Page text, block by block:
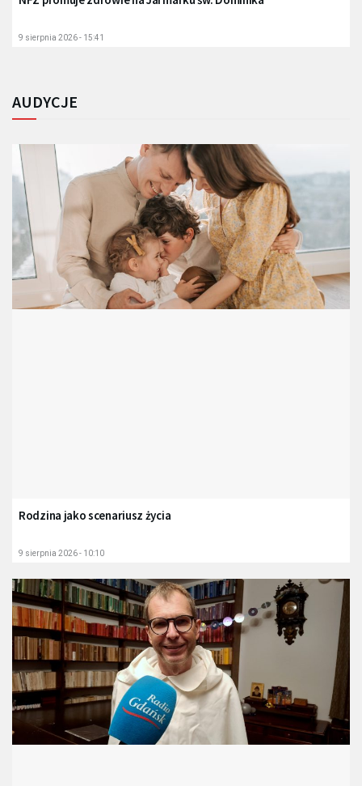
9 sierpnia 2026 - 15:41
AUDYCJE
Rodzina jako scenariusz życia
9 sierpnia 2026 - 10:10